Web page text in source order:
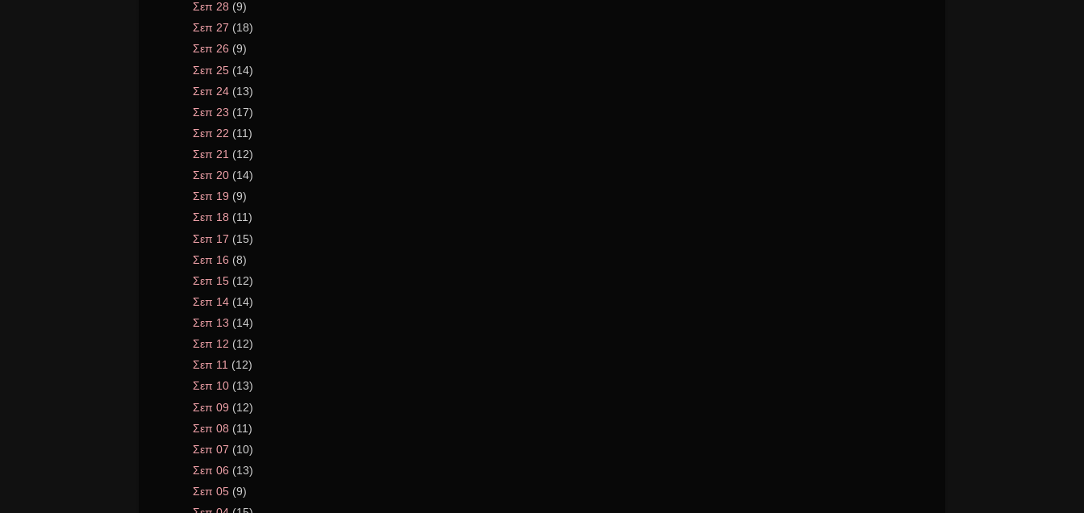
Σεπ 28 (9)
Σεπ 27 (18)
Σεπ 26 (9)
Σεπ 25 (14)
Σεπ 24 (13)
Σεπ 23 (17)
Σεπ 22 (11)
Σεπ 21 (12)
Σεπ 20 (14)
Σεπ 19 (9)
Σεπ 18 (11)
Σεπ 17 (15)
Σεπ 16 (8)
Σεπ 15 (12)
Σεπ 14 (14)
Σεπ 13 (14)
Σεπ 12 (12)
Σεπ 11 (12)
Σεπ 10 (13)
Σεπ 09 (12)
Σεπ 08 (11)
Σεπ 07 (10)
Σεπ 06 (13)
Σεπ 05 (9)